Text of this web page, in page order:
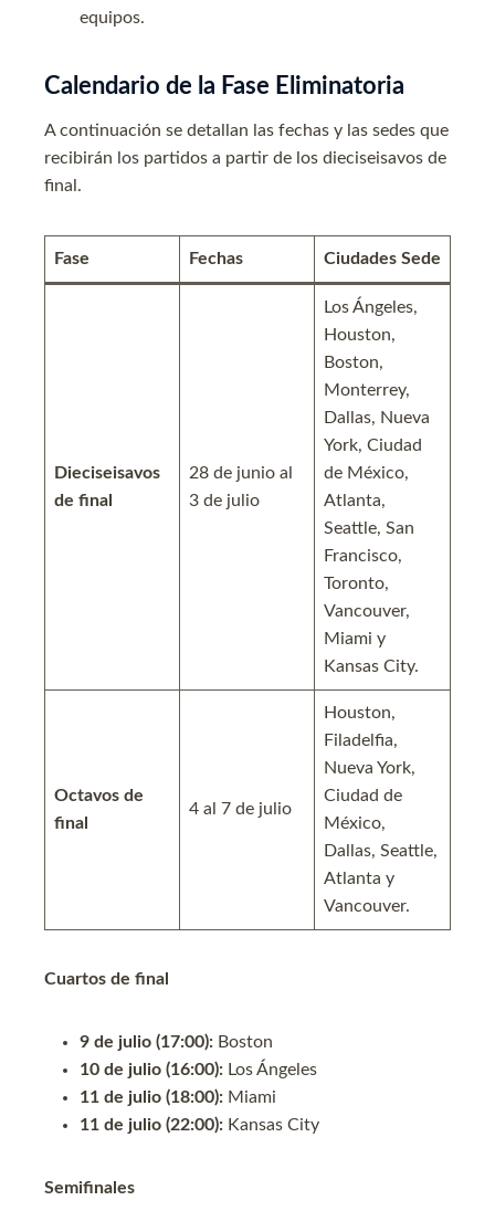
equipos.
Calendario de la Fase Eliminatoria
A continuación se detallan las fechas y las sedes que
recibirán los partidos a partir de los dieciseisavos de
final.
Fase Fechas Ciudades Sede
Dieciseisavos
de final
28 de junio al
3 de julio
Los Ángeles,
Houston,
Boston,
Monterrey,
Dallas, Nueva
York, Ciudad
de México,
Atlanta,
Seattle, San
Francisco,
Toronto,
Vancouver,
Miami y
Kansas City.
Octavos de
final
4 al 7 de julio
Houston,
Filadelfia,
Nueva York,
Ciudad de
México,
Dallas, Seattle,
Atlanta y
Vancouver.
Cuartos de final
9 de julio (17:00): Boston
10 de julio (16:00): Los Ángeles
11 de julio (18:00): Miami
11 de julio (22:00): Kansas City
Semifinales